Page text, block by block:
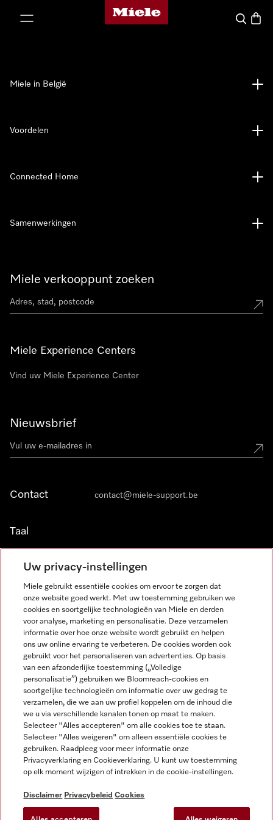
Miele homepage
Wat zoek
Miele verkooppunt zoeken
Miele Experience Centers
Vind uw Miele Experience Center
Nieuwsbrief
Contact contact@miele-support.be
Taal
NEDERLANDS
Miele in België
Voordelen
Connected Home
Samenwerkingen
Wettelijke Informatie
Algemene voorwaarden
Privacybeleid
Gebruiksvoorwaarden
Toegankelijkheidsverklaring
Digital Services Act
Miele op Facebook
Miele op Youtube
Miele op Instagram
Miele op Pinterest
Uw privacy-instellingen
Miele gebruikt essentiële cookies om ervoor te zorgen dat
onze website goed werkt. Met uw toestemming gebruiken we
cookies en soortgelijke technologieën van Miele en derden
voor analyse, marketing en personalisatie. Deze verzamelen
informatie over hoe onze website wordt gebruikt en helpen
ons uw online ervaring te verbeteren. De cookies worden ook
gebruikt voor het personaliseren van advertenties. Op basis
van een afzonderlijke toestemming („Volledige
personalisatie”) gebruiken we Bloomreach-cookies en
soortgelijke technologieën om informatie over uw gedrag te
verzamelen, die we aan uw profiel koppelen om de inhoud die
we u via verschillende kanalen tonen op maat te maken.
Selecteer "Alles accepteren" om alle cookies toe te staan.
Selecteer "Alles weigeren" om alleen essentiële cookies te
gebruiken. Raadpleeg voor meer informatie onze
Privacyverklaring en Cookieverklaring. U kunt uw toestemming
op elk moment wijzigen of intrekken in de cookie-instellingen.
Disclaimer Privacybeleid Cookies